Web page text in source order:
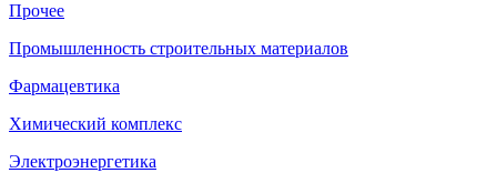
Прочее
Промышленность строительных материалов
Фармацевтика
Химический комплекс
Электроэнергетика